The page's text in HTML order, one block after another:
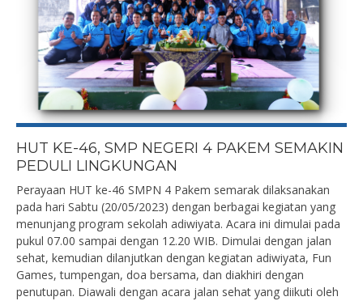
HUT KE-46, SMP NEGERI 4 PAKEM SEMAKIN
PEDULI LINGKUNGAN
Perayaan HUT ke-46 SMPN 4 Pakem semarak dilaksanakan
pada hari Sabtu (20/05/2023) dengan berbagai kegiatan yang
menunjang program sekolah adiwiyata. Acara ini dimulai pada
pukul 07.00 sampai dengan 12.20 WIB. Dimulai dengan jalan
sehat, kemudian dilanjutkan dengan kegiatan adiwiyata, Fun
Games, tumpengan, doa bersama, dan diakhiri dengan
penutupan. Diawali dengan acara jalan sehat yang diikuti oleh